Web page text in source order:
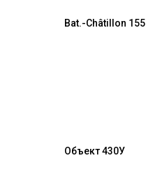
Bat.-Châtillon 155
Объект 430У